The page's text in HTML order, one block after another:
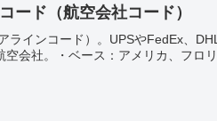
ード（航空会社コード）
インコード）。UPSやFedEx、DHL
会社。・ベース：アメリカ、フロリ